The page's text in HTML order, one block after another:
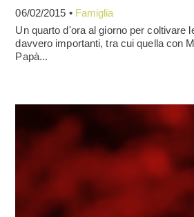
06/02/2015 • Famiglia
Un quarto d'ora al giorno per coltivare
davvero importanti, tra cui quella con
Papà...